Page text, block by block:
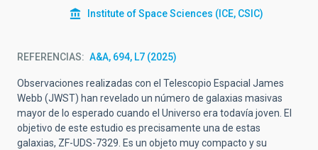
Institute of Space Sciences (ICE, CSIC)
REFERENCIAS A&A, 694, L7 (2025)
Observaciones realizadas con el Telescopio Espacial James
Webb (JWST) han revelado un número de galaxias masivas
mayor de lo esperado cuando el Universo era todavía joven. El
objetivo de este estudio es precisamente una de estas
galaxias, ZF-UDS-7329. Es un objeto muy compacto y su